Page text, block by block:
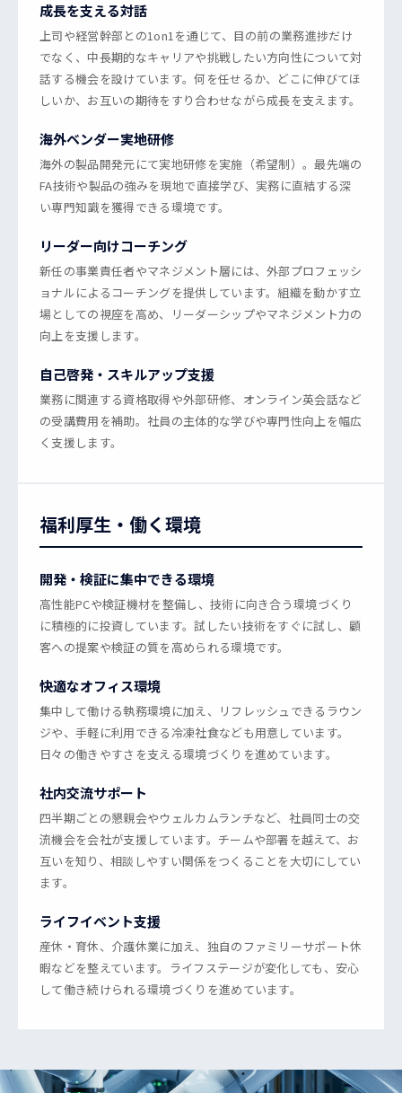
成長を支える対話
上司や経営幹部との1on1を通じて、目の前の業務進捗だけ
でなく、中長期的なキャリアや挑戦したい方向性について対
話する機会を設けています。何を任せるか、どこに伸びてほ
しいか、お互いの期待をすり合わせながら成長を支えます。
海外ベンダー実地研修
海外の製品開発元にて実地研修を実施（希望制）。最先端の
FA技術や製品の強みを現地で直接学び、実務に直結する深
い専門知識を獲得できる環境です。
リーダー向けコーチング
新任の事業責任者やマネジメント層には、外部プロフェッシ
ョナルによるコーチングを提供しています。組織を動かす立
場としての視座を高め、リーダーシップやマネジメント力の
向上を支援します。
自己啓発・スキルアップ支援
業務に関連する資格取得や外部研修、オンライン英会話など
の受講費用を補助。社員の主体的な学びや専門性向上を幅広
く支援します。
福利厚生・働く環境
開発・検証に集中できる環境
高性能PCや検証機材を整備し、技術に向き合う環境づくり
に積極的に投資しています。試したい技術をすぐに試し、顧
客への提案や検証の質を高められる環境です。
快適なオフィス環境
集中して働ける執務環境に加え、リフレッシュできるラウン
ジや、手軽に利用できる冷凍社食なども用意しています。
日々の働きやすさを支える環境づくりを進めています。
社内交流サポート
四半期ごとの懇親会やウェルカムランチなど、社員同士の交
流機会を会社が支援しています。チームや部署を越えて、お
互いを知り、相談しやすい関係をつくることを大切にしてい
ます。
ライフイベント支援
産休・育休、介護休業に加え、独自のファミリーサポート休
暇などを整えています。ライフステージが変化しても、安心
して働き続けられる環境づくりを進めています。